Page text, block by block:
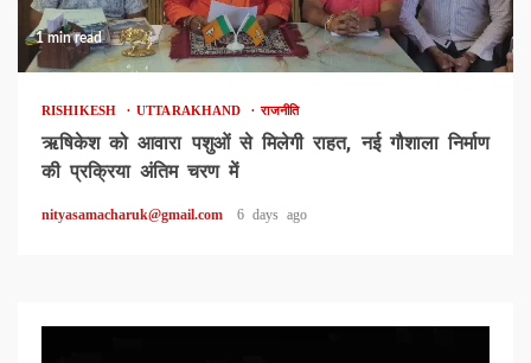
1 min read
RISHIKESH UTTARAKHAND राजनीति
ऋषिकेश को आवारा पशुओं से मिलेगी राहत, नई गौशाला निर्माण
की प्रक्रिया अंतिम चरण में
nityasamacharuk@gmail.com 6 days ago